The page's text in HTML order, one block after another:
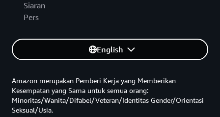
Siaran
Pers
English
Amazon merupakan Pemberi Kerja yang Memberikan
Kesempatan yang Sama untuk semua orang:
Minoritas/Wanita/Difabel/Veteran/Identitas Gender/Orientasi
Seksual/Usia.